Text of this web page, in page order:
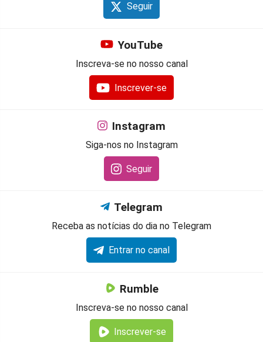
Seguir
YouTube
Inscreva-se no nosso canal
Inscrever-se
Instagram
Siga-nos no Instagram
Seguir
Telegram
Receba as notícias do dia no Telegram
Entrar no canal
Rumble
Inscreva-se no nosso canal
Inscrever-se